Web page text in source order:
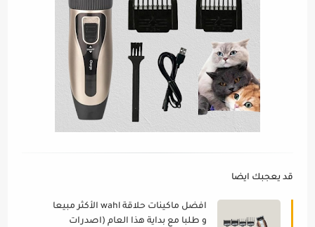
قد يعجبك ايضا
افضل ماكينات حلاقة wahl الأكثر مبيعا
و طلبا مع بداية هذا العام (اصدرات